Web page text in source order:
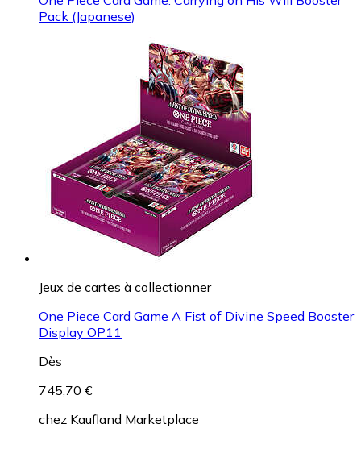
Pack (Japanese)
Jeux de cartes à collectionner
One Piece Card Game A Fist of Divine Speed Booster
Display OP11
Dès
745,70 €
chez Kaufland Marketplace